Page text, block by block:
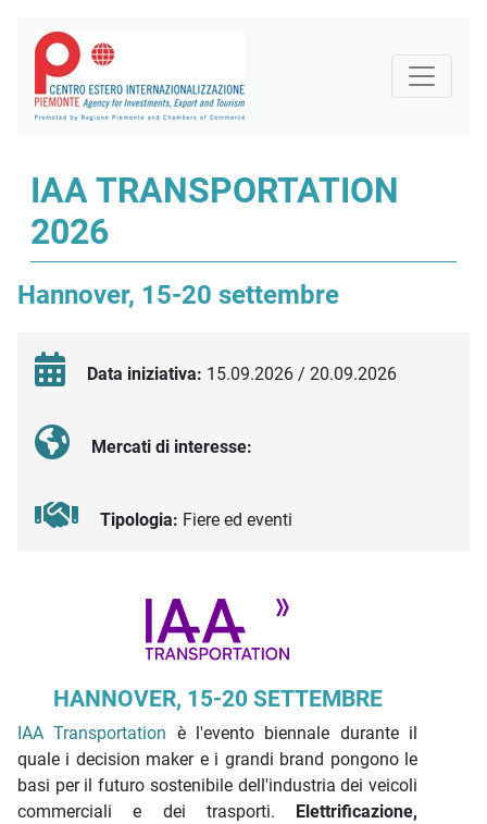
IAA TRANSPORTATION
2026
Hannover, 15-20 settembre
Data iniziativa: 15.09.2026 / 20.09.2026
Mercati di interesse:
Tipologia: Fiere ed eventi
Descrizione iniziativa
HANNOVER, 15-20 SETTEMBRE
IAA Transportation è l'evento biennale durante il
quale i decision maker e i grandi brand pongono le
basi per il futuro sostenibile dell'industria dei veicoli
commerciali e dei trasporti. Elettrificazione,